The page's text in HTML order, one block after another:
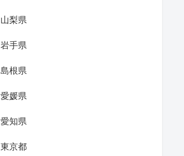
山梨県
岩手県
島根県
愛媛県
愛知県
東京都